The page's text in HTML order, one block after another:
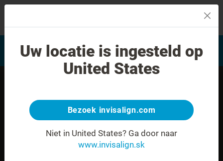
Hodnotenie úsmevu
Vyhľadať často kladené
otázky
Uw locatie is ingesteld op
United States
Bezoek invisalign.com
Niet in United States? Ga door naar
www.invisalign.sk